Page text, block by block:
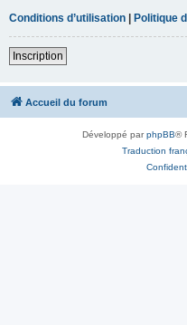
Conditions d’utilisation | Politique
Inscription
Accueil du forum
Développé parphpBB®
Traduction